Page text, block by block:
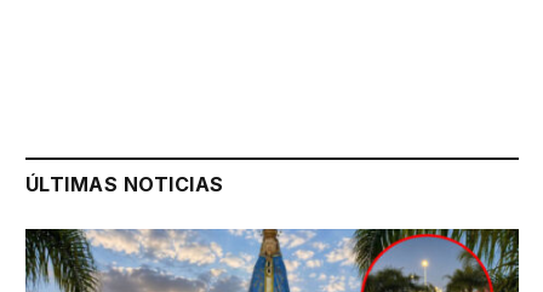
ÚLTIMAS NOTICIAS